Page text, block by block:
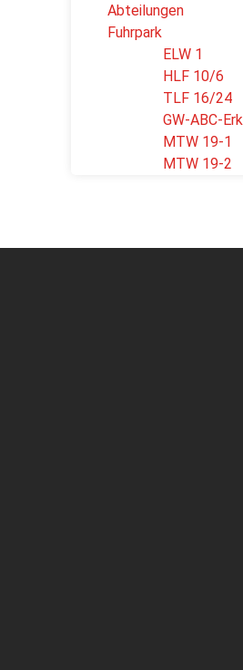
Abteilungen
Fuhrpark
ELW 1
HLF 10/6
TLF 16/24
GW-ABC-Erk
MTW 19-1
MTW 19-2